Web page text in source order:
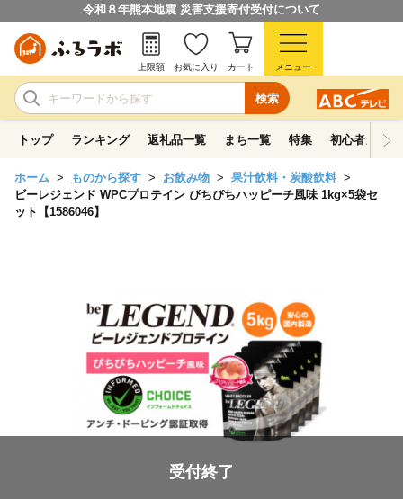
令和８年熊本地震 災害支援寄付受付について
検索
上限額 お気に入り カート メニュー
トップ ランキング 返礼品一覧 まち一覧 特集 初心者ガイド
ホーム ものから探す お飲み物
果汁飲料・炭酸飲料
ビーレジェンド WPCプロテイン ぴちぴちハッピーチ風味 1kg×5袋セ
ット【1586046】
受付終了